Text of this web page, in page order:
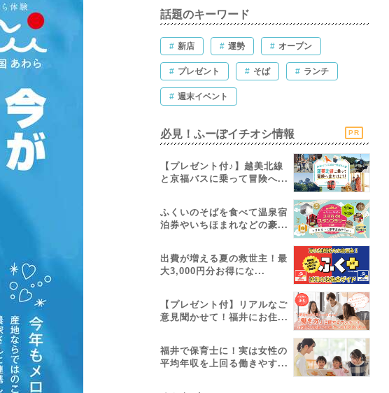
話題のキーワード
# 新店 # 運勢 # オープン
# プレゼント # そば # ランチ
# 週末イベント
必見！ふーぽイチオシ情報 PR
【プレゼント付♪】越美北線
と京福バスに乗って冒険へ...
ふくいのそばを食べて温泉宿
泊券やいちほまれなどの豪...
出費が増える夏の救世主！最
大3,000円分お得にな...
【プレゼント付】リアルなご
意見聞かせて！福井にお住...
福井で保育士に！実は女性の
平均年収を上回る働きやす...